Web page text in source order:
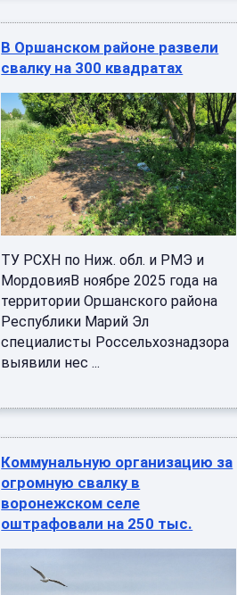
В Оршанском районе развели
свалку на 300 квадратах
ТУ РСХН по Ниж. обл. и РМЭ и
МордовияВ ноябре 2025 года на
территории Оршанского района
Республики Марий Эл
специалисты Россельхознадзора
выявили нес ...
Коммунальную организацию за
огромную свалку в
воронежском селе
оштрафовали на 250 тыс.